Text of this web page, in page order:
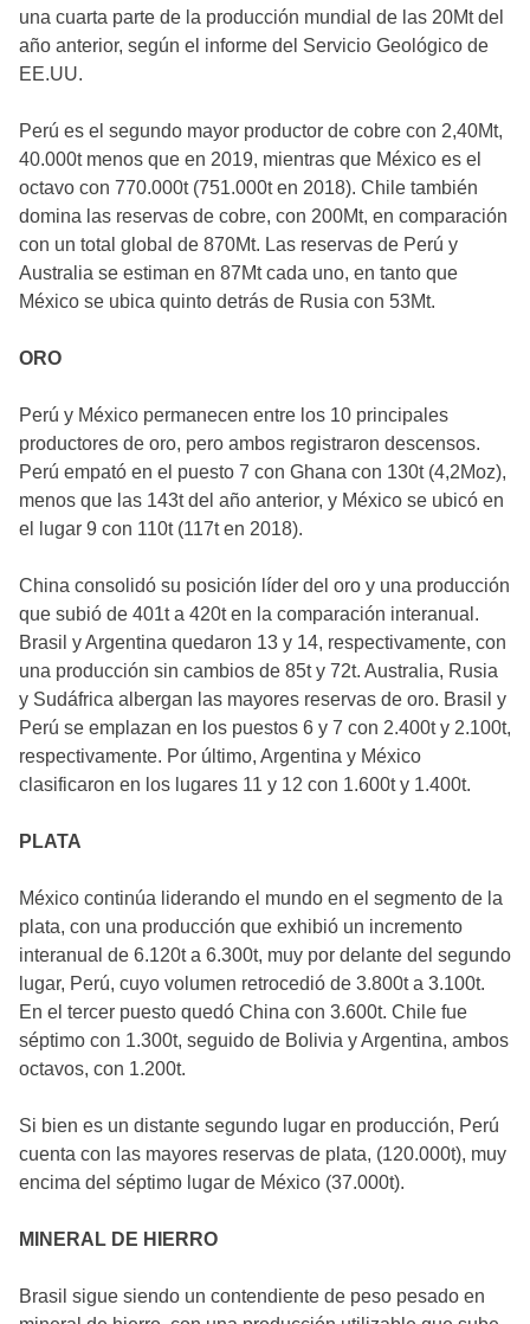
una cuarta parte de la producción mundial de las 20Mt del
año anterior, según el informe del Servicio Geológico de
EE.UU.
Perú es el segundo mayor productor de cobre con 2,40Mt,
40.000t menos que en 2019, mientras que México es el
octavo con 770.000t (751.000t en 2018). Chile también
domina las reservas de cobre, con 200Mt, en comparación
con un total global de 870Mt. Las reservas de Perú y
Australia se estiman en 87Mt cada uno, en tanto que
México se ubica quinto detrás de Rusia con 53Mt.
ORO
Perú y México permanecen entre los 10 principales
productores de oro, pero ambos registraron descensos.
Perú empató en el puesto 7 con Ghana con 130t (4,2Moz),
menos que las 143t del año anterior, y México se ubicó en
el lugar 9 con 110t (117t en 2018).
China consolidó su posición líder del oro y una producción
que subió de 401t a 420t en la comparación interanual.
Brasil y Argentina quedaron 13 y 14, respectivamente, con
una producción sin cambios de 85t y 72t. Australia, Rusia
y Sudáfrica albergan las mayores reservas de oro. Brasil y
Perú se emplazan en los puestos 6 y 7 con 2.400t y 2.100t,
respectivamente. Por último, Argentina y México
clasificaron en los lugares 11 y 12 con 1.600t y 1.400t.
PLATA
México continúa liderando el mundo en el segmento de la
plata, con una producción que exhibió un incremento
interanual de 6.120t a 6.300t, muy por delante del segundo
lugar, Perú, cuyo volumen retrocedió de 3.800t a 3.100t.
En el tercer puesto quedó China con 3.600t. Chile fue
séptimo con 1.300t, seguido de Bolivia y Argentina, ambos
octavos, con 1.200t.
Si bien es un distante segundo lugar en producción, Perú
cuenta con las mayores reservas de plata, (120.000t), muy
encima del séptimo lugar de México (37.000t).
MINERAL DE HIERRO
Brasil sigue siendo un contendiente de peso pesado en